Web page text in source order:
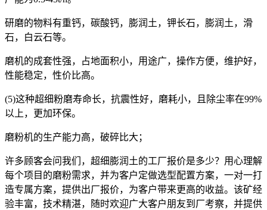
研磨的物料有重钙，碳酸钙，膨润土，钾长石，膨润土，滑
石，白云石等。
磨机的成套性强，占地面积小，用途广，操作方便，维护好，
性能稳定，性价比高。
(5)这种超细粉磨寿命长，抗震性好，磨耗小，且除尘率在99%
以上，更加环保。
磨粉机的生产能力高，破碎比大；
许多顾客会问我们，超细膨润土的工厂报价是多少？用心理解
每个项目的磨粉需求，并为客户定做选型配置方案，一对一打
造专属方案，提供出厂报价，为客户带来更高的收益。该矿经
验丰富，技术精湛，随时欢迎广大客户朋友到厂考察，并提供